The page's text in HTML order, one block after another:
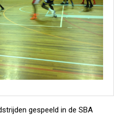
gespeeld in de SBA